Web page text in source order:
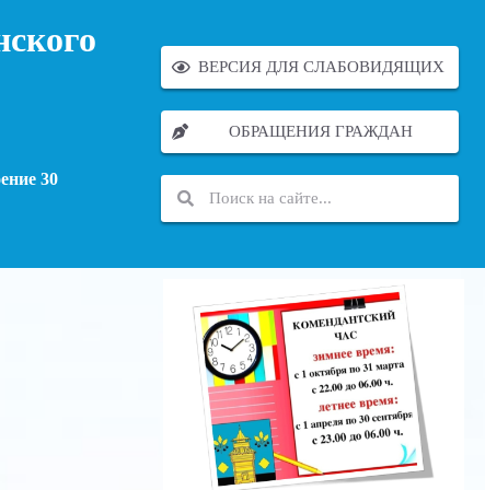
30
ВЕРСИЯ ДЛЯ СЛАБОВИДЯЩИХ
ОБРАЩЕНИЯ ГРАЖДАН